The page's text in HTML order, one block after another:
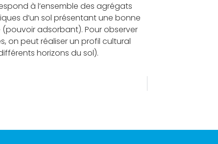
à l’ensemble des agrégats
d’un sol présentant une bonne
adsorbant). Pour observer
on peut réaliser un profil cultural
horizons du sol).